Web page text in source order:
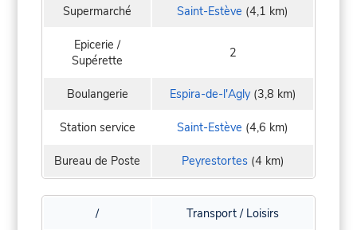
Supermarché Saint-Estève (4,1 km)
Epicerie /
Supérette
2
Boulangerie Espira-de-l'Agly(3,8 km)
Station service Saint-Estève (4,6 km)
Bureau de Poste Peyrestortes(4 km)
/ Transport / Loisirs